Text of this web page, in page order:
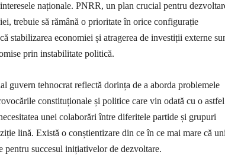
naționale. PNRR, un plan crucial pentru
trebuie să rămână o prioritate în orice configurație
stabilizarea economiei și atragerea de investiții externe
prin instabilitate politică.
guvern tehnocrat reflectă dorința de a aborda problemele
constituționale și politice care vin odată cu o
unei colaborări între diferitele partide și grupuri
lină. Există o conștientizare din ce în ce mai mare că
pentru succesul inițiativelor de dezvoltare.